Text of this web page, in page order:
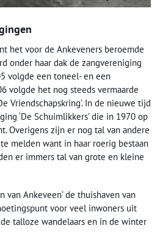
het voor de Ankeveners beroemde
onder haar dak de zangvereniging
volgde een toneel- en een
volgde het nog steeds vermaarde
Vriendschapskring’. In de nieuwe tijd
‘De Schuimlikkers’ die in 1970 op
Overigens zijn er nog tal van andere
melden want in haar roerig bestaan
er immers tal van grote en kleine
van Ankeveen’ de thuishaven van
voor veel inwoners uit
talloze wandelaars en in de winter